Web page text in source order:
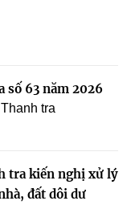
số 63 năm 2026
tra
tra kiến nghị xử lý
đất dôi dư